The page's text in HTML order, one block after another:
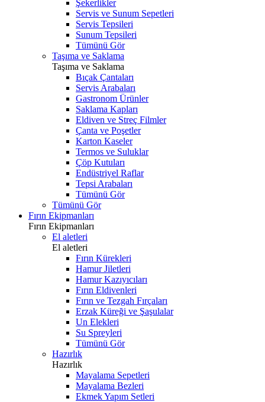
Şekerlikler
Servis ve Sunum Sepetleri
Servis Tepsileri
Sunum Tepsileri
Tümünü Gör
Taşıma ve Saklama
Taşıma ve Saklama
Bıçak Çantaları
Servis Arabaları
Gastronom Ürünler
Saklama Kapları
Eldiven ve Streç Filmler
Çanta ve Poşetler
Karton Kaseler
Termos ve Suluklar
Çöp Kutuları
Endüstriyel Raflar
Tepsi Arabaları
Tümünü Gör
Tümünü Gör
Fırın Ekipmanları
Fırın Ekipmanları
El aletleri
El aletleri
Fırın Kürekleri
Hamur Jiletleri
Hamur Kazıyıcıları
Fırın Eldivenleri
Fırın ve Tezgah Fırçaları
Erzak Küreği ve Şaşulalar
Un Elekleri
Su Spreyleri
Tümünü Gör
Hazırlık
Hazırlık
Mayalama Sepetleri
Mayalama Bezleri
Ekmek Yapım Setleri